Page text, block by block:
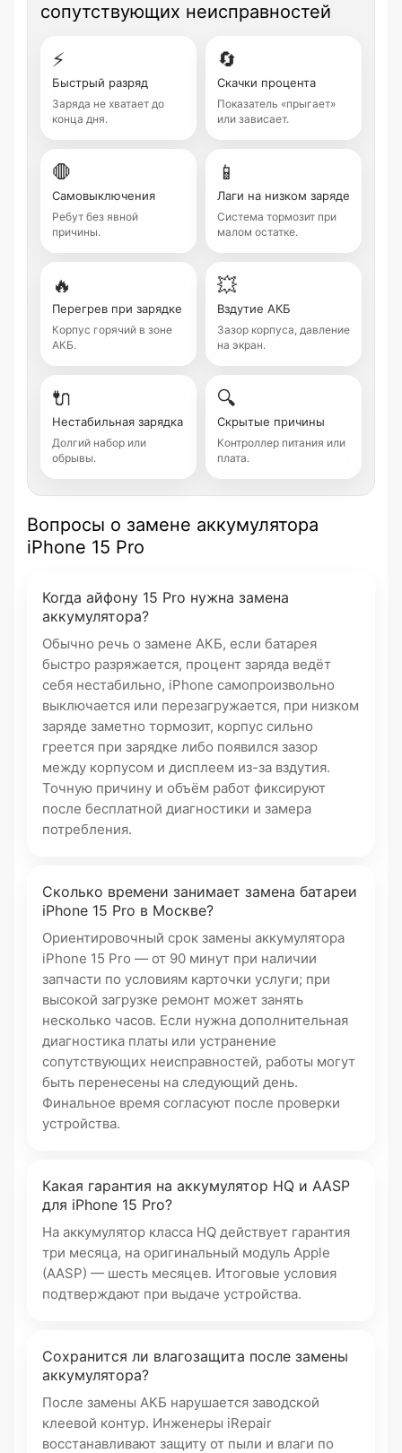
сопутствующих неисправностей
⚡
Быстрый разряд
Заряда не хватает до
конца дня.
🔄
Скачки процента
Показатель «прыгает»
или зависает.
🛑
Самовыключения
Ребут без явной
причины.
📱
Лаги на низком заряде
Система тормозит при
малом остатке.
🔥
Перегрев при зарядке
Корпус горячий в зоне
АКБ.
💥
Вздутие АКБ
Зазор корпуса, давление
на экран.
🔌
Нестабильная зарядка
Долгий набор или
обрывы.
🔍
Скрытые причины
Контроллер питания или
плата.
Вопросы о замене аккумулятора
iPhone 15 Pro
Когда айфону 15 Pro нужна замена
аккумулятора?
Обычно речь о замене АКБ, если батарея
быстро разряжается, процент заряда ведёт
себя нестабильно, iPhone самопроизвольно
выключается или перезагружается, при низком
заряде заметно тормозит, корпус сильно
греется при зарядке либо появился зазор
между корпусом и дисплеем из-за вздутия.
Точную причину и объём работ фиксируют
после бесплатной диагностики и замера
потребления.
Сколько времени занимает замена батареи
iPhone 15 Pro в Москве?
Ориентировочный срок замены аккумулятора
iPhone 15 Pro — от 90 минут при наличии
запчасти по условиям карточки услуги; при
высокой загрузке ремонт может занять
несколько часов. Если нужна дополнительная
диагностика платы или устранение
сопутствующих неисправностей, работы могут
быть перенесены на следующий день.
Финальное время согласуют после проверки
устройства.
Какая гарантия на аккумулятор HQ и AASP
для iPhone 15 Pro?
На аккумулятор класса HQ действует гарантия
три месяца, на оригинальный модуль Apple
(AASP) — шесть месяцев. Итоговые условия
подтверждают при выдаче устройства.
Сохранится ли влагозащита после замены
аккумулятора?
После замены АКБ нарушается заводской
клеевой контур. Инженеры iRepair
восстанавливают защиту от пыли и влаги по